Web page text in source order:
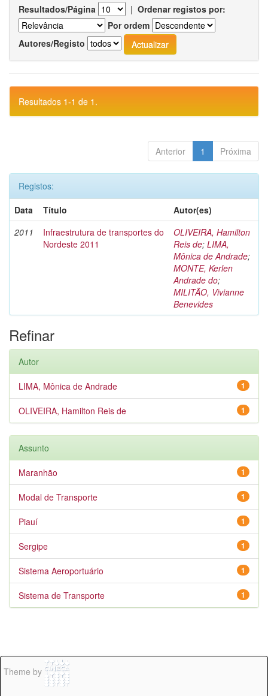
Resultados/Página | Ordenar registos por:
Por ordem
Autores/Registo
Resultados 1-1 de 1.
Anterior 1 Próxima
Registos:
Data
Título
Autor(es)
2011
Infraestrutura de transportes do
Nordeste 2011
OLIVEIRA, Hamilton
Reis de; LIMA,
Mônica de Andrade;
MONTE, Kerlen
Andrade do;
MILITÃO, Vivianne
Benevides
Refinar
Autor
1
LIMA, Mônica de Andrade
1
OLIVEIRA, Hamilton Reis de
Assunto
1
Maranhão
1
Modal de Transporte
1
Piauí
1
Sergipe
1
Sistema Aeroportuário
1
Sistema de Transporte
Theme by